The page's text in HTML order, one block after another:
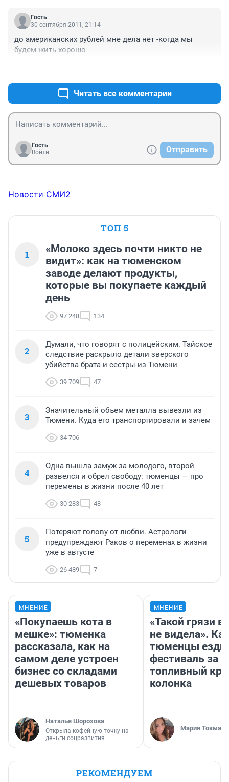
Гость
30 сентября 2011, 21:14
до американских рублей мне дела нет -когда мы
будем жить хорошо
Читать все комментарии
Гость
Войти
Отправить
Новости СМИ2
ТОП 5
1
«Молоко здесь почти никто не
видит»: как на тюменском
заводе делают продукты,
которые вы покупаете каждый
день
97 248 134
2
Думали, что говорят с полицейским. Тайское
следствие раскрыло детали зверского
убийства брата и сестры из Тюмени
39 709 47
3
Значительный объем металла вывезли из
Тюмени. Куда его транспортировали и зачем
34 706
4
Одна вышла замуж за молодого, второй
развелся и обрел свободу: тюменцы — про
перемены в жизни после 40 лет
30 283 48
5
Потеряют голову от любви. Астрологи
предупреждают Раков о переменах в жизни
уже в августе
26 489 7
МНЕНИЕ
«Покупаешь кота в
мешке»: тюменка
рассказала, как на
самом деле устроен
бизнес со складами
дешевых товаров
Наталья Шорохова
Открыла кофейную точку на
деньги соцразвития
МНЕНИЕ
«Такой грязи
не видела».
тюменцы
фестиваль за
топливный
колонка
Мария
РЕКОМЕНДУЕМ